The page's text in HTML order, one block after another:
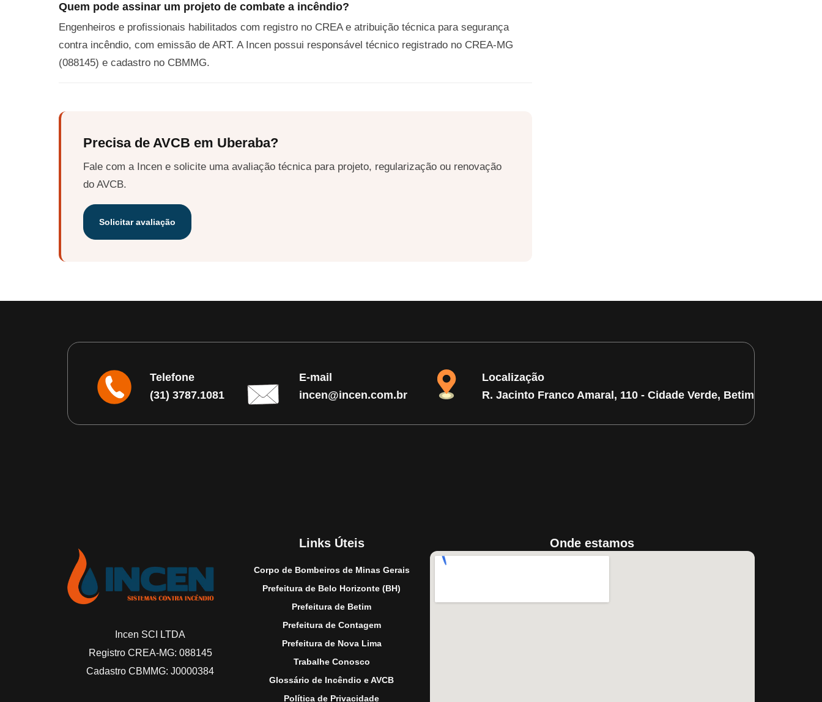
Quem pode assinar um projeto de combate a incêndio?
Engenheiros e profissionais habilitados com registro no CREA e atribuição técnica para segurança
contra incêndio, com emissão de ART. A Incen possui responsável técnico registrado no CREA-MG
(088145) e cadastro no CBMMG.
Precisa de AVCB em Uberaba?
Fale com a Incen e solicite uma avaliação técnica para projeto, regularização ou renovação
do AVCB.
Solicitar avaliação
Telefone
(31) 3787.1081
E-mail
incen@incen.com.br
Localização
R. Jacinto Franco Amaral, 110 - Cidade Verde, Betim/MG
Incen SCI LTDA
Registro CREA-MG: 088145
Cadastro CBMMG: J0000384
Links Úteis
Corpo de Bombeiros de Minas Gerais
Prefeitura de Belo Horizonte (BH)
Prefeitura de Betim
Prefeitura de Contagem
Prefeitura de Nova Lima
Trabalhe Conosco
Glossário de Incêndio e AVCB
Política de Privacidade
Onde estamos